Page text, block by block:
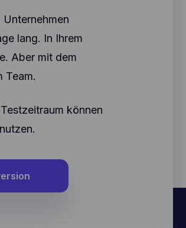
lang. In Ihrem
Aber mit dem
Team.
können